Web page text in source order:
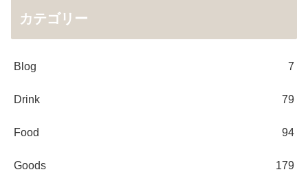
カテゴリー
Blog 7
Drink 79
Food 94
Goods 179